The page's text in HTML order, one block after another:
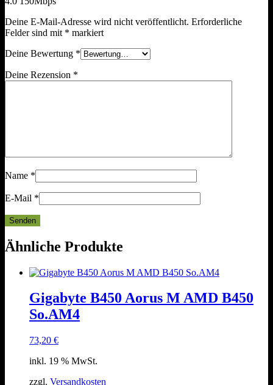
Deine E-Mail-Adresse wird nicht veröffentlicht. Erforderliche
Felder sind mit * markiert
Deine Bewertung *
Deine Rezension *
Name *
E-Mail *
Ähnliche Produkte
Gigabyte B450 Aorus M AMD B450
So.AM4
73,20 €
inkl. 19 % MwSt.
zzgl. Versandkosten